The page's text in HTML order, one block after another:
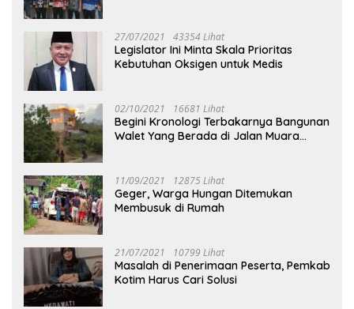
27/07/2021 43354 Lihat
Legislator Ini Minta Skala Prioritas
Kebutuhan Oksigen untuk Medis
02/10/2021 16681 Lihat
Begini Kronologi Terbakarnya Bangunan
Walet Yang Berada di Jalan Muara
11/09/2021 12875 Lihat
Geger, Warga Hungan Ditemukan
Membusuk di Rumah
21/07/2021 10799 Lihat
Masalah di Penerimaan Peserta, Pemkab
Kotim Harus Cari Solusi